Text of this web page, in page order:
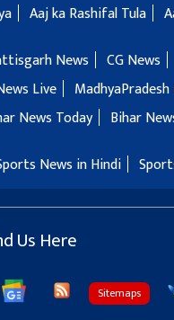
Aaj ka Rashifal Tula
News CG News
Live
News Today Bihar
News in Hindi
Us Here
Sitemaps